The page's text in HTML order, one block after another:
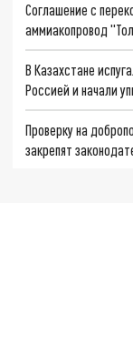
Соглашение с
аммиакопровод
В Казахстане
Россией и начали
Проверку на
закрепят